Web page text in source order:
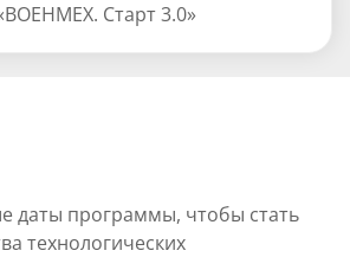
Старт 3.0»
даты программы, чтобы стать
технологических